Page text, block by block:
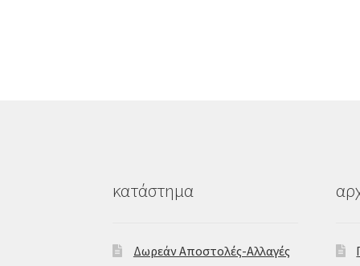
κατάστημα
Δωρεάν Αποστολές-Αλλαγές